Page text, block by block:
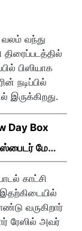
வலம் வந்து
பிஸியாக
நடிப்பில்
இருக்கிறது.
Day Box
மேன்
காட்சி
வருகிறார்
ரேஸில் அவர்